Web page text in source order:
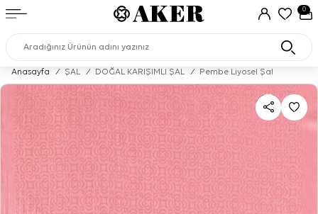
0
Anasayfa / ŞAL / DOĞAL KARIŞIMLI ŞAL / Pembe Liyosel Şal